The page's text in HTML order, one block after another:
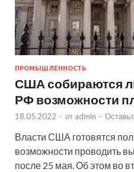
ПРОМЫШЛЕННОСТЬ
США собираются
РФ возможности
18.05.2022 - от admin -
Власти США готовятся
возможности проводить
после 25 мая. Об этом во